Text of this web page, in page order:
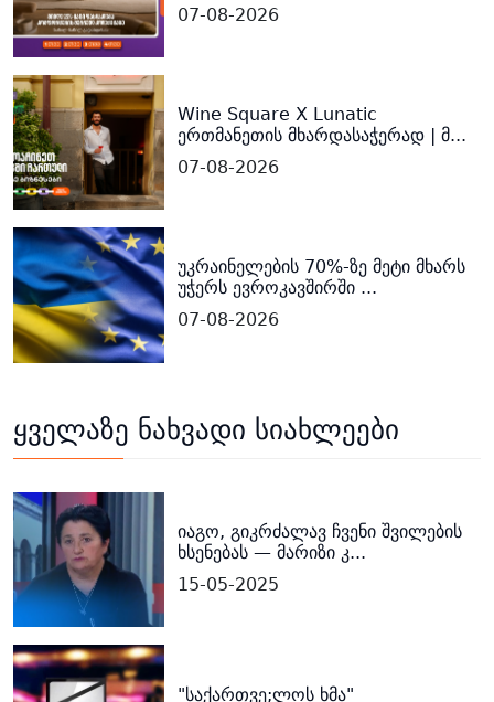
07-08-2026
Wine Square X Lunatic
ერთმანეთის მხარდასაჭერად | მ...
07-08-2026
უკრაინელების 70%-ზე მეტი მხარს
უჭერს ევროკავშირში ...
07-08-2026
ყველაზე ნახვადი სიახლეები
იაგო, გიკრძალავ ჩვენი შვილების
ხსენებას — მარიზი კ...
15-05-2025
"საქართვე;ლოს ხმა"